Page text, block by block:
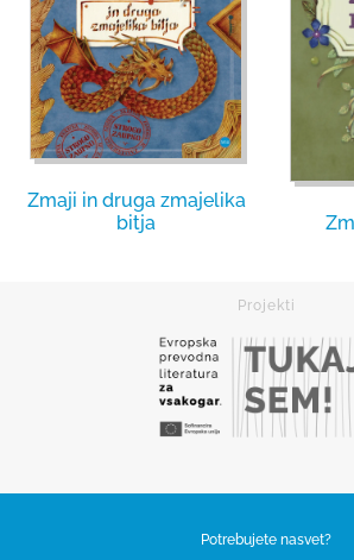
Zmaji in druga zmajelika
bitja
Potrebujete nasvet?